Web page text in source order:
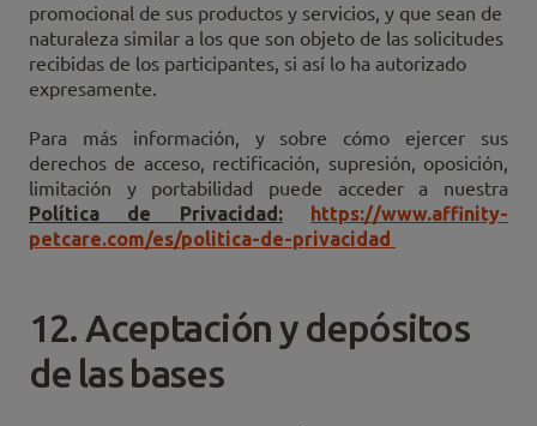
promocional de sus productos y servicios, y que sean de
naturaleza similar a los que son objeto de las solicitudes
recibidas de los participantes, si así lo ha autorizado
expresamente.
Para más información, y sobre cómo ejercer sus
derechos de acceso, rectificación, supresión, oposición,
limitación y portabilidad puede acceder a nuestra
Política de Privacidad:
https://www.affinity-
petcare.com/es/politica-de-privacidad
12. Aceptación y depósitos
de las bases